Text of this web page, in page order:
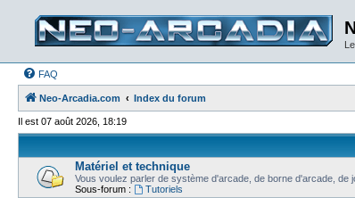
FAQ
Neo-Arcadia.com Index du forum
Il est 07 août 2026, 18:19
Matériel et technique
Vous voulez parler de système d'arcade, de borne d'arcade,
Sous-forum :
Tutoriels